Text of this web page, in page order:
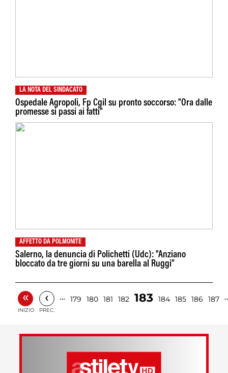
LA NOTA DEL SINDACATO
Ospedale Agropoli, Fp Cgil su pronto soccorso: "Ora dalle
promesse si passi ai fatti"
AFFETTO DA POLMONITE
Salerno, la denuncia di Polichetti (Udc): "Anziano
bloccato da tre giorni su una barella al Ruggi”
«
INIZIO
‹
PREC.
… 179 180 181 182 183 184 185 186 187